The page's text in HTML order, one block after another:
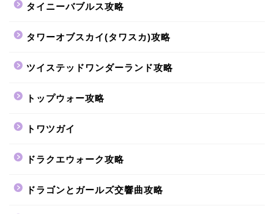
タイニーバブルス攻略
タワーオブスカイ(タワスカ)攻略
ツイステッドワンダーランド攻略
トップウォー攻略
トワツガイ
ドラクエウォーク攻略
ドラゴンとガールズ交響曲攻略